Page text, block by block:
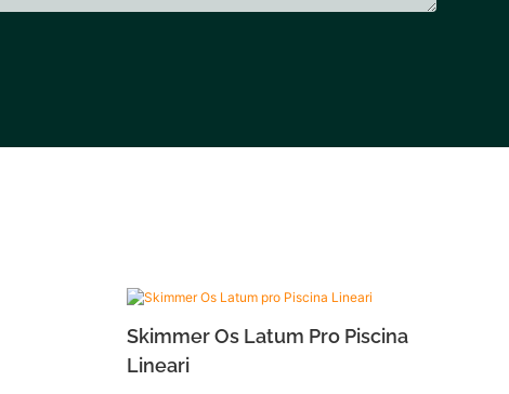
Skimmer Os Latum Pro Piscina
Lineari